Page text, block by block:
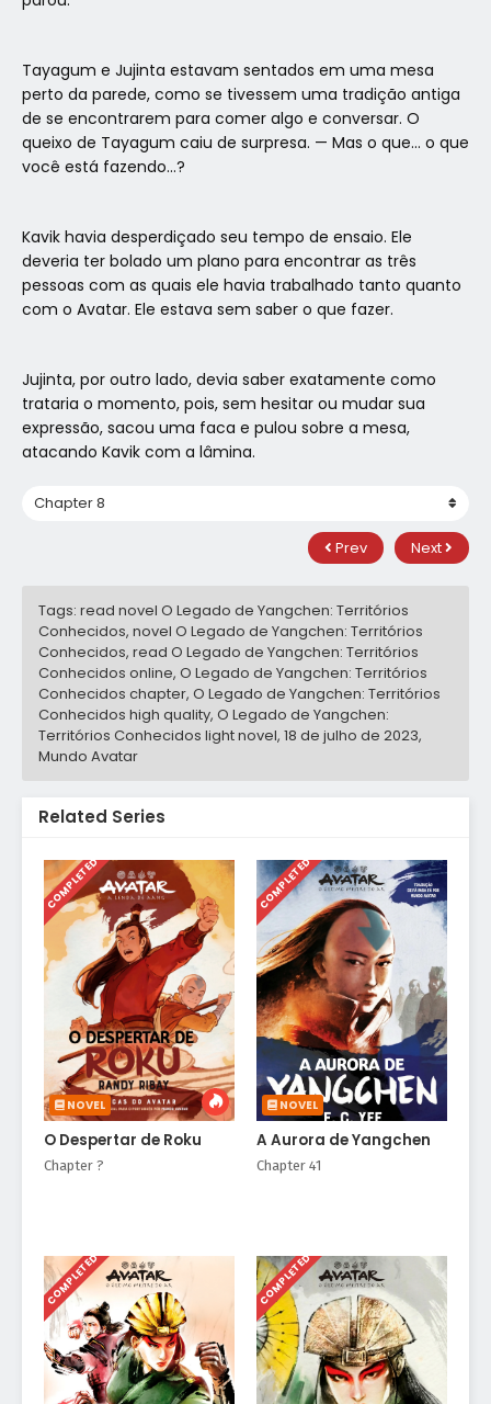
Tayagum e Jujinta estavam sentados em uma mesa
perto da parede, como se tivessem uma tradição antiga
de se encontrarem para comer algo e conversar. O
queixo de Tayagum caiu de surpresa. — Mas o que… o que
você está fazendo…?
Kavik havia desperdiçado seu tempo de ensaio. Ele
deveria ter bolado um plano para encontrar as três
pessoas com as quais ele havia trabalhado tanto quanto
com o Avatar. Ele estava sem saber o que fazer.
Jujinta, por outro lado, devia saber exatamente como
trataria o momento, pois, sem hesitar ou mudar sua
expressão, sacou uma faca e pulou sobre a mesa,
atacando Kavik com a lâmina.
Prev Next
Tags: read novel O Legado de Yangchen: Territórios
Conhecidos, novel O Legado de Yangchen: Territórios
Conhecidos, read O Legado de Yangchen: Territórios
Conhecidos online, O Legado de Yangchen: Territórios
Conhecidos chapter, O Legado de Yangchen: Territórios
Conhecidos high quality, O Legado de Yangchen:
Territórios Conhecidos light novel, 18 de julho de 2023,
Mundo Avatar
Related Series
COMPLETED
NOVEL
O Despertar de Roku
Chapter ?
COMPLETED
NOVEL
A Aurora de Yangchen
Chapter 41
COMPLETED COMPLETED